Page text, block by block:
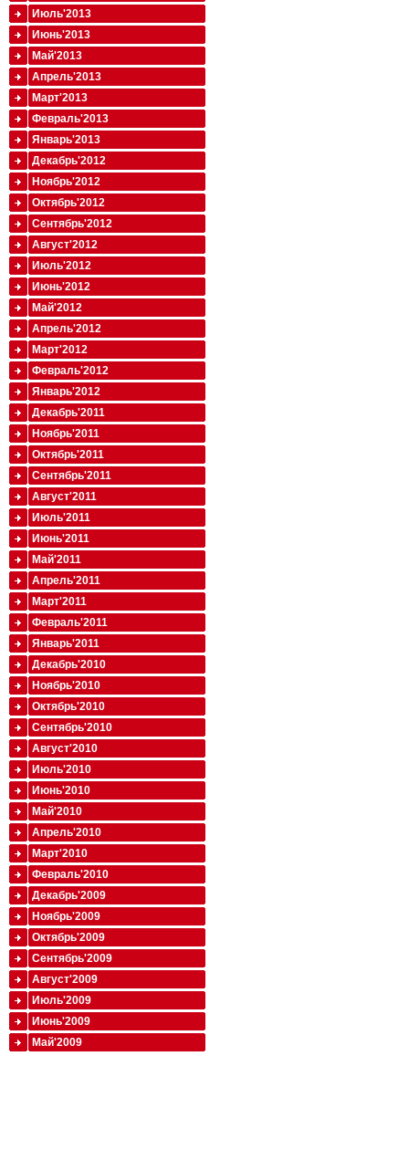
Июль'2013
Июнь'2013
Май'2013
Апрель'2013
Март'2013
Февраль'2013
Январь'2013
Декабрь'2012
Ноябрь'2012
Октябрь'2012
Сентябрь'2012
Август'2012
Июль'2012
Июнь'2012
Май'2012
Апрель'2012
Март'2012
Февраль'2012
Январь'2012
Декабрь'2011
Ноябрь'2011
Октябрь'2011
Сентябрь'2011
Август'2011
Июль'2011
Июнь'2011
Май'2011
Апрель'2011
Март'2011
Февраль'2011
Январь'2011
Декабрь'2010
Ноябрь'2010
Октябрь'2010
Сентябрь'2010
Август'2010
Июль'2010
Июнь'2010
Май'2010
Апрель'2010
Март'2010
Февраль'2010
Декабрь'2009
Ноябрь'2009
Октябрь'2009
Сентябрь'2009
Август'2009
Июль'2009
Июнь'2009
Май'2009